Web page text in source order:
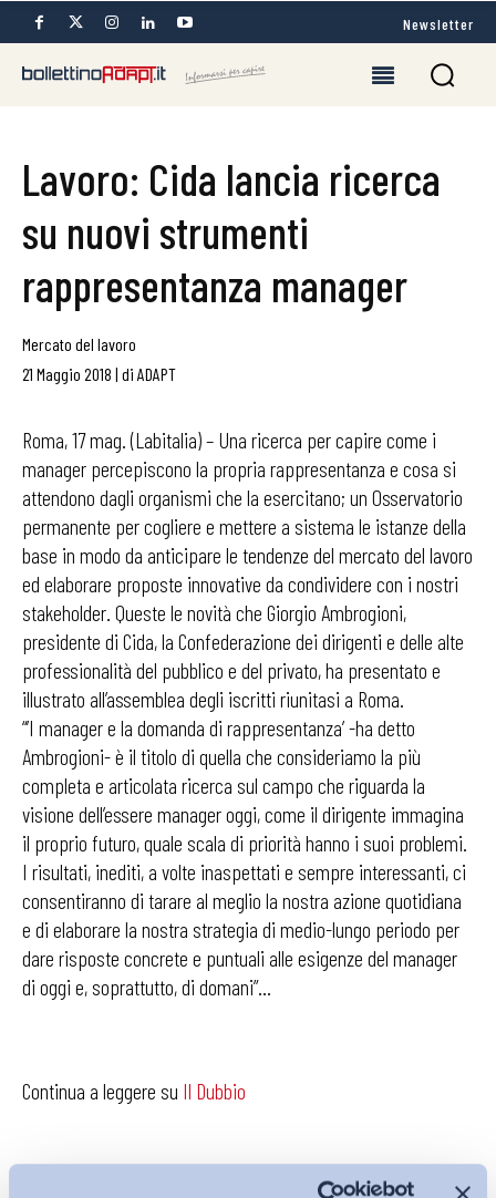
Newsletter
Lavoro: Cida lancia ricerca
su nuovi strumenti
rappresentanza manager
Mercato del lavoro
21 Maggio 2018 | di ADAPT
Roma, 17 mag. (Labitalia) – Una ricerca per capire come i
manager percepiscono la propria rappresentanza e cosa si
attendono dagli organismi che la esercitano; un Osservatorio
permanente per cogliere e mettere a sistema le istanze della
base in modo da anticipare le tendenze del mercato del lavoro
ed elaborare proposte innovative da condividere con i nostri
stakeholder. Queste le novità che Giorgio Ambrogioni,
presidente di Cida, la Confederazione dei dirigenti e delle alte
professionalità del pubblico e del privato, ha presentato e
illustrato all’assemblea degli iscritti riunitasi a Roma.
“’I manager e la domanda di rappresentanza’ -ha detto
Ambrogioni- è il titolo di quella che consideriamo la più
completa e articolata ricerca sul campo che riguarda la
visione dell’essere manager oggi, come il dirigente immagina
il proprio futuro, quale scala di priorità hanno i suoi problemi.
I risultati, inediti, a volte inaspettati e sempre interessanti, ci
consentiranno di tarare al meglio la nostra azione quotidiana
e di elaborare la nostra strategia di medio-lungo periodo per
dare risposte concrete e puntuali alle esigenze del manager
di oggi e, soprattutto, di domani”…
Continua a leggere su Il Dubbio